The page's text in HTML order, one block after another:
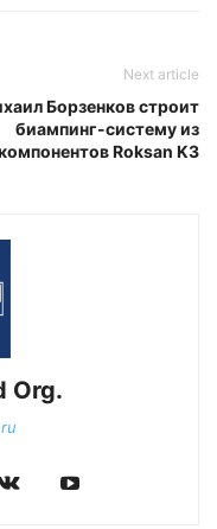
Next article
Борзенков строит
биампинг-систему из
Roksan K3
Org.